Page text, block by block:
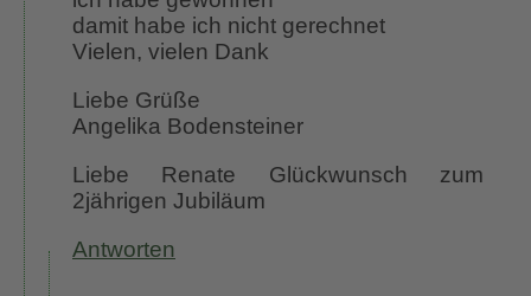
damit habe ich nicht gerechnet
Vielen, vielen Dank
Liebe Grüße
Angelika Bodensteiner
Liebe Renate Glückwunsch zum
2jährigen Jubiläum
Antworten